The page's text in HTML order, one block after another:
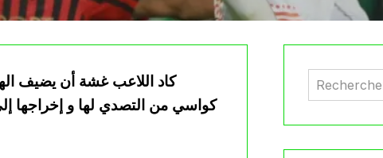
كاد اللاعب غشة أن يضيف
كواسي من التصدي لها و إخراجها